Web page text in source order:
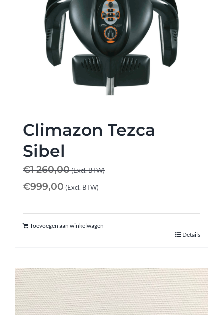
Climazon Tezca
Sibel
€1 260,00(Excl. BTW)
€999,00 (Excl. BTW)
Toevoegen aan winkelwagen
Details